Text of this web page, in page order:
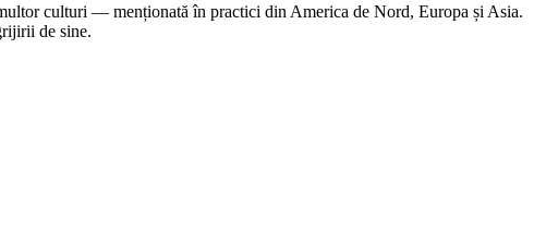
culturi — menționată în practici din America de Nord, Europa și Asia.
de sine.